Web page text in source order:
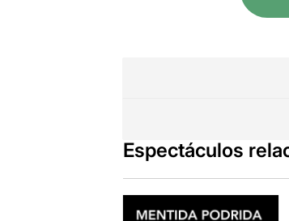
Espectáculos